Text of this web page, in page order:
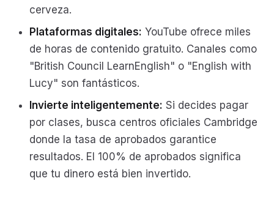
cerveza.
Plataformas digitales: YouTube ofrece miles
de horas de contenido gratuito. Canales como
"British Council LearnEnglish" o "English with
Lucy" son fantásticos.
Invierte inteligentemente: Si decides pagar
por clases, busca centros oficiales Cambridge
donde la tasa de aprobados garantice
resultados. El 100% de aprobados significa
que tu dinero está bien invertido.